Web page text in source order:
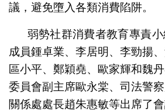
議，避免墮入各類消費陷阱。
弱勢社群消費者教育專責小
成員鍾卓業、李居明、李勁揚、
區小平、鄭穎堯、歐家輝和魏
委員會副主席歐永棠、司法警
關係處處長趙朱惠敏等出席了會